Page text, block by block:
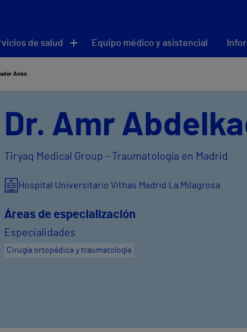
de salud Equipo médico y asistencial
Amin
Dr. Amr
Tiryaq Medical Group - Traumatología en Madrid
Hospital Universitario Vithas Madrid La Milagrosa
Áreas de especialización
Especialidades
Cirugía ortopédica y traumatología